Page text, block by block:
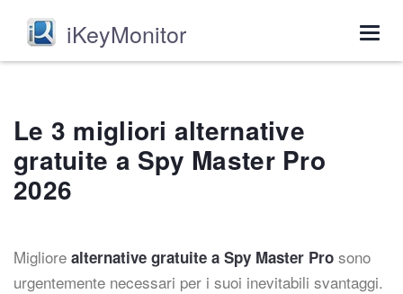
iKeyMonitor
Le 3 migliori alternative
gratuite a Spy Master Pro
2026
Migliore alternative gratuite a Spy Master Pro sono
urgentemente necessari per i suoi inevitabili svantaggi.